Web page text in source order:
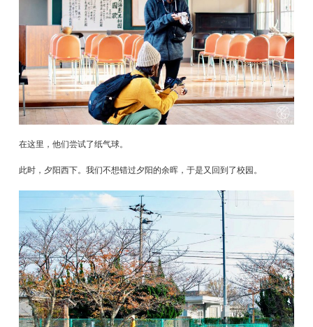
在这里，他们尝试了纸气球。
此时，夕阳西下。我们不想错过夕阳的余晖，于是又回到了校园。